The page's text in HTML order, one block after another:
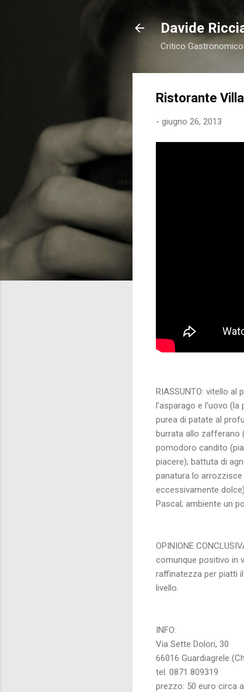
Davide
Critico Gastronomico
Ristorante
- giugno 26, 2013
RIASSUNTO: vitello
l'asparago e l'uovo (la
purea di patate al
burrata allo zafferano
pomodoro candito
piacere); battuta di
panatura lo
eccessivamente
Pascal; ambiente un
OPINIONE
comunque positivo in
raffinatezza per piatti
livello.
INFO:
Via Sette Dolori, 30
66016 Guardiagrele
tel. 0871 809319
prezzo: 50 euro circa